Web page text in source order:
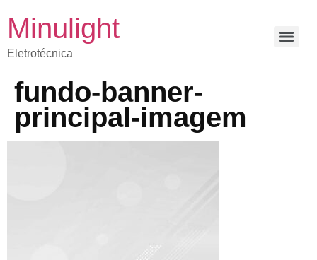
Minulight
Eletrotécnica
fundo-banner-
principal-imagem